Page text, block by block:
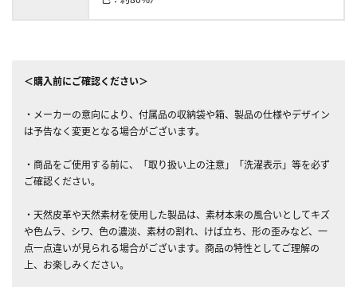
＜購入前にご確認ください＞
・メーカーの意向により、付属品の収納袋や箱、製品の仕様やデザイン
は予告なく変更となる場合がございます。
・商品をご使用する前に、「取り扱い上の注意」「洗濯表示」等を必ず
ご確認ください。
・天然皮革や天然素材を使用した製品は、素材本来の風合いとしてキズ
や色ムラ、シワ、色の濃淡、素材の割れ、けば立ち、形の歪みなど、一
点一点違いが見られる場合がございます。商品の特性としてご理解の
上、お楽しみください。